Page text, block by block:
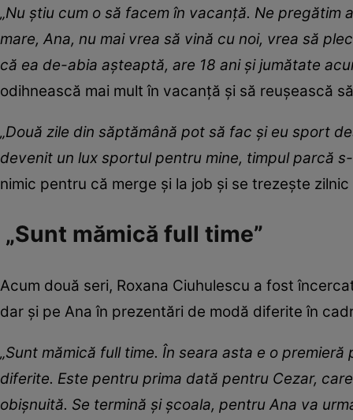
„Nu știu cum o să facem în vacanță. Ne
mare, Ana, nu mai vrea să vină cu noi, vrea să
că ea de-abia așteaptă, are 18 ani și jumătate
odihnească mai mult în vacanță și să reușească
„Două zile din săptămână pot să fac și eu sport
devenit un lux sportul pentru mine, timpul parcă
nimic pentru că merge și la job și se trezește
„Sunt mămică full time”
Acum două seri, Roxana Ciuhulescu a fost
dar și pe Ana în prezentări de modă diferite în
„Sunt mămică full time. În seara asta e o
diferite. Este pentru prima dată pentru Cezar,
obișnuită. Se termină și școala, pentru Ana va